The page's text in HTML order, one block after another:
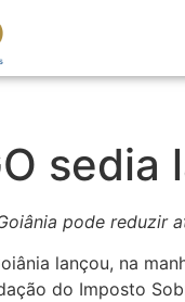
sedia
pode reduzir
lançou, na
do Imposto